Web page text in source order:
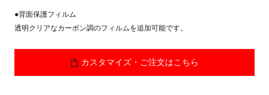
●背面保護フィルム
透明クリアなカーボン調のフィルムを追加可能です。
カスタマイズ・ご注文はこちら